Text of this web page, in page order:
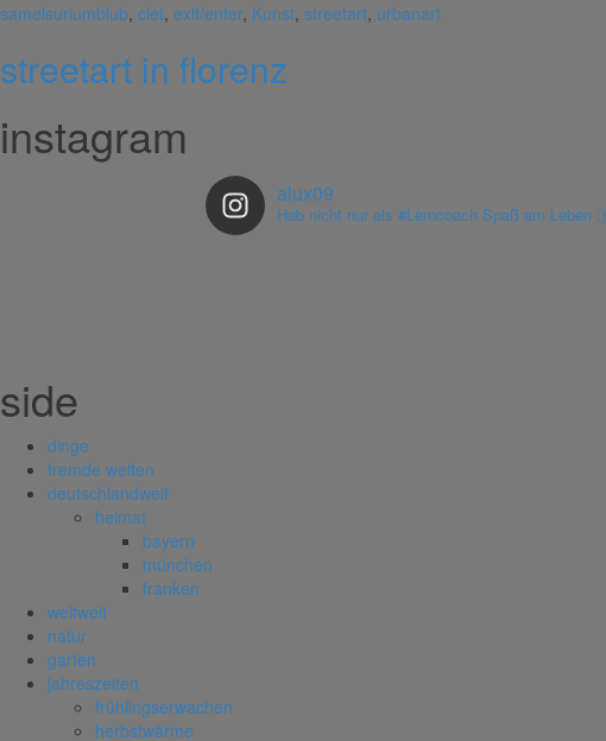
samelsuriumblub, clet, exit/enter, Kunst, streetart, urbanart
streetart in florenz
instagram
alux09
Hab nicht nur als #Lerncoach Spaß am Leben :)
side
dinge
fremde welten
deutschlandweit
heimat
bayern
münchen
franken
weltweit
natur
garten
jahreszeiten
frühlingserwachen
herbstwärme